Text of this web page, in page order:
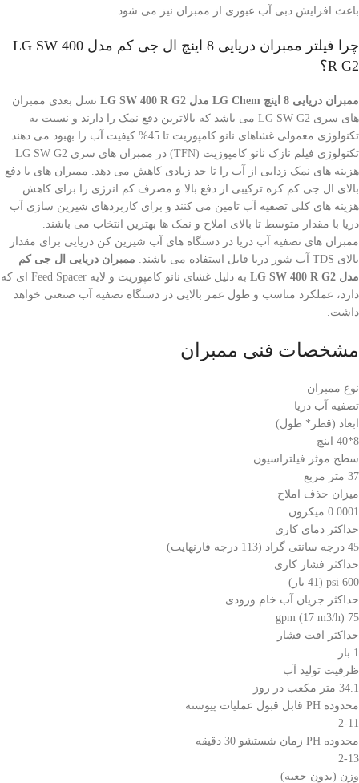
باعث افزایش دبی آب عبوری از ممبران نیز می شود.
چرا فیلتر ممبران دریایی 8 اینچ ال جی کم مدل LG SW 400
R G2؟
ممبران دریایی 8 اینچ LG Chem مدل LG SW 400 R G2
نسل بعدی ممبران
های سری LG SW G2 می باشد که بالاترین دفع نمک را دارند و نسبت به
تکنولوژی معمولی غشاهای نانو کامپوزیت تا 45% کیفیت آب را بهبود می دهند.
تکنولوژی فیلم نازک نانو کامپوزیت (TFN) در ممبران های سری LG SW G2
هزینه های نمک زدایی از آب را تا حد زیادی کاهش می دهد. ممبران های با دفع
بالای ال جی کم کره ترکیبی از دفع بالا و مصرف کم انرژی را برای کاهش
هزینه های کلی تصفیه آب تامین می کنند و برای کاربردهای شیرین سازی آب
دریا با مقدار متوسط تا بالای املاح و نمک ها بهترین انتخاب می باشند.
ممبران های تصفیه آب دریا در دستگاه های آب شیرین کن دریایی برای مقدار
بالای TDS آب شور دریا قابل استفاده می باشند.
ممبران دریایی ال جی کم
مدل LG SW 400 R G2
به دلیل غشای نانو کامپوزیت و لایه Feed Spacer ای که
دارد، عملکرد مناسب و طول عمر بالایی در دستگاه تصفیه آب صنعتی خواهد
داشت.
مشخصات فنی ممبران
نوع ممبران
تصفیه آب دریا
ابعاد (قطر* طول)
8*40 اینچ
سطح موثر فیلتراسیون
37 متر مربع
میزان حذف املاح
0.0001 میکرون
حداکثر دمای کاری
45 درجه سانتی گراد (113 درجه فارنهایت)
حداکثر فشار کاری
600 psi (41 بار)
حداکثر جریان آب خام ورودی
75 gpm (17 m3/h)
حداکثر افت فشار
1 بار
ظرفیت تولید آب
34.1 متر مکعب در روز
محدوده PH قابل قبول عملیات پیوسته
2-11
محدوده PH زمان شستشو 30 دقیقه
2-13
وزن (بدون جعبه)